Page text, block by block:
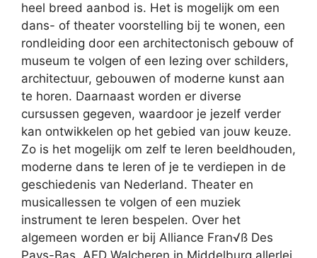
heel breed aanbod is. Het is mogelijk om een
dans- of theater voorstelling bij te wonen, een
rondleiding door een architectonisch gebouw of
museum te volgen of een lezing over schilders,
architectuur, gebouwen of moderne kunst aan
te horen. Daarnaast worden er diverse
cursussen gegeven, waardoor je jezelf verder
kan ontwikkelen op het gebied van jouw keuze.
Zo is het mogelijk om zelf te leren beeldhouden,
moderne dans te leren of je te verdiepen in de
geschiedenis van Nederland. Theater en
musicallessen te volgen of een muziek
instrument te leren bespelen. Over het
algemeen worden er bij Alliance Fran√ß Des
Pays-Bas, AFD Walcheren in Middelburg allerlei